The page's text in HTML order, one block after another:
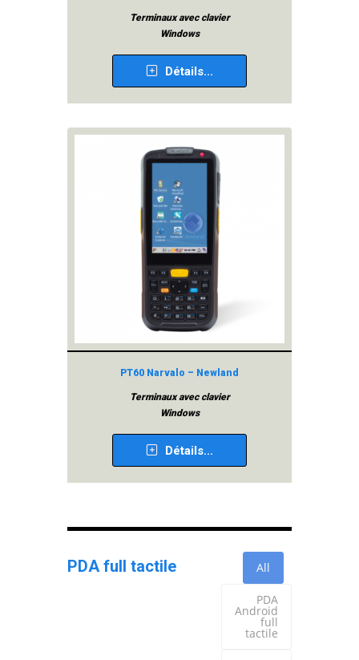
Terminaux avec clavier
Windows
Détails...
PT60 Narvalo – Newland
Terminaux avec clavier
Windows
Détails...
PDA full tactile All
PDA
Android
full
tactile